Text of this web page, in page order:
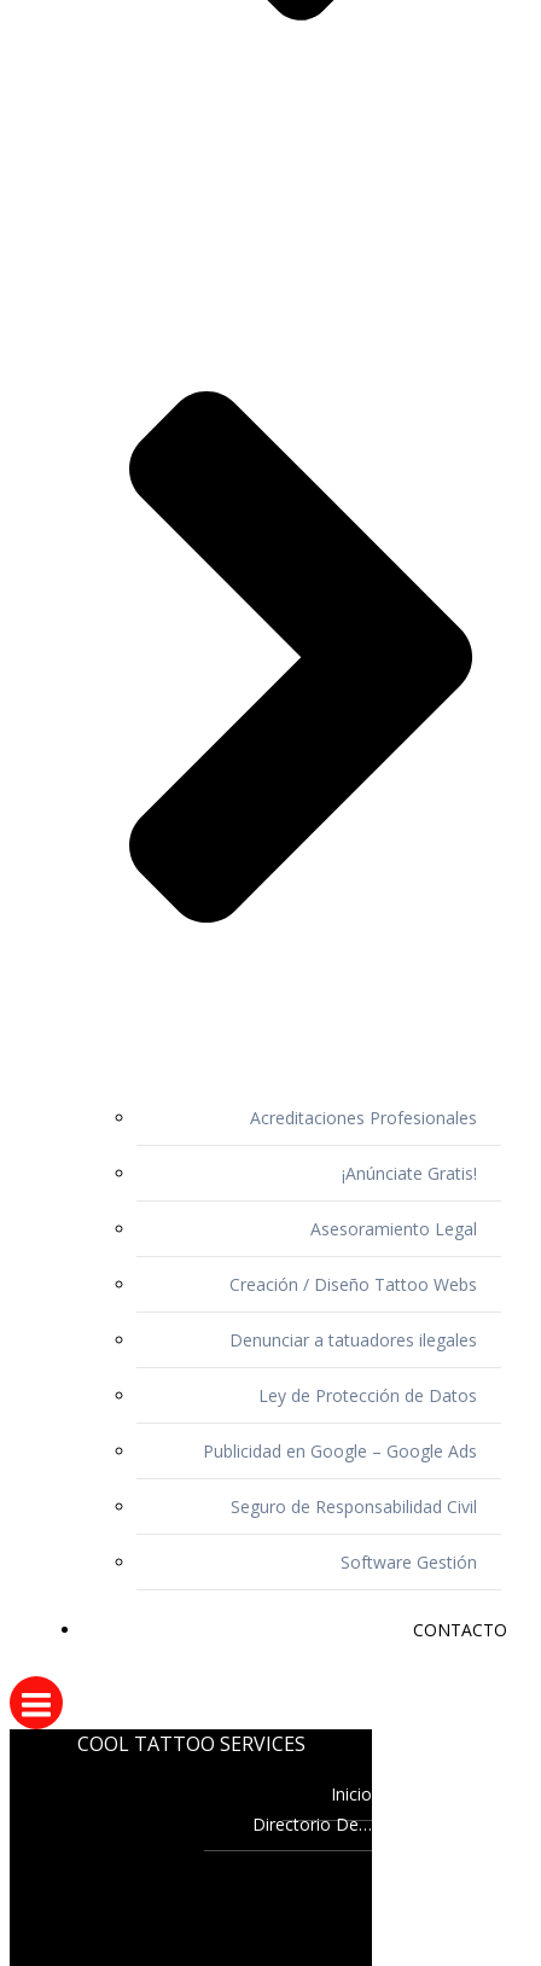
Acreditaciones Profesionales
¡Anúnciate Gratis!
Asesoramiento Legal
Creación / Diseño Tattoo Webs
Denunciar a tatuadores ilegales
Ley de Protección de Datos
Publicidad en Google – Google Ads
Seguro de Responsabilidad Civil
Software Gestión
CONTACTO
COOL TATTOO SERVICES
Inicio
Directorio De…